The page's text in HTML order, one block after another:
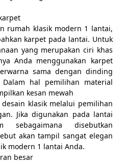
rumah klasik modern 1 lantai,
karpet pada lantai. Untuk
yang merupakan ciri khas
Anda menggunakan karpet
sama dengan dinding
hal pemilihan material
kesan mewah
klasik melalui pemilihan
Jika digunakan pada lantai
disebutkan
akan tampil sangat elegan
modern 1 lantai Anda.
besar